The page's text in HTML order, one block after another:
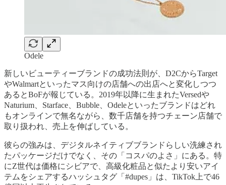
Odele
新しいビューティーブランドの成功法則が、D2CからTarget
やWalmartといったマス向けの店舗への出店へと変化しつつ
あるとBoFが報じている。2019年以降に生まれたVersedや
Naturium、Starface、Bubble、Odeleといったブランドはどれ
もオンラインで無名ながら、数千店舗を持つチェーン店舗で
取り扱われ、売上を伸ばしている。
彼らの強みは、デジタルネイティブブランドらしい洗練され
たパッケージだけでなく、その「コスパのよさ」にある。特
にZ世代は価格にシビアで、高級化粧品と似たより安いアイ
テムをシェアするハッシュタグ「#dupes」は、TikTok上で46